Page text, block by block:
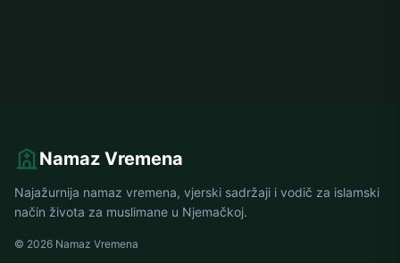
Namaz Vremena
Najažurnija namaz vremena, vjerski sadržaji i vodič za islamski
način života za muslimane u Njemačkoj.
© 2026 Namaz Vremena